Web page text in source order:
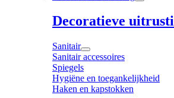
Decoratieve
Sanitair
Sanitair accessoires
Spiegels
Hygiëne en toegankelijkheid
Haken en kapstokken